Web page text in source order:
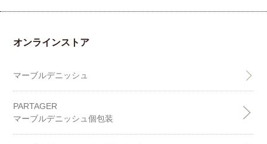
オンラインストア
マーブルデニッシュ
PARTAGER
マーブルデニッシュ個包装